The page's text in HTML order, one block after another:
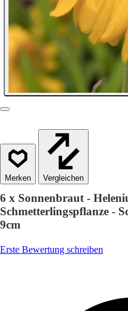
Vergleichen
6 x Sonnenbraut -
Schmetterlingspflanze -
9cm
Erste Bewertung schreiben